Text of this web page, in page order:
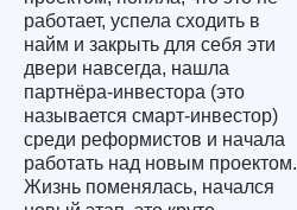
работает, успела сходить в
найм и закрыть для себя эти
двери навсегда, нашла
партнёра-инвестора (это
называется смарт-инвестор)
среди реформистов и начала
работать над новым проектом.
Жизнь поменялась, начался